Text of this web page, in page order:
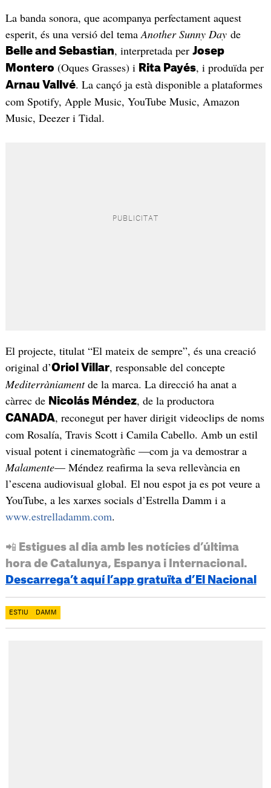
La banda sonora, que acompanya perfectament aquest
esperit, és una versió del temaAnother Sunny Dayde
Belle and Sebastian, interpretada per Josep
Montero (Oques Grasses) i Rita Payés, i produïda per
Arnau Vallvé. La cançó ja està disponible a plataformes
com Spotify, Apple Music, YouTube Music, Amazon
Music, Deezer i Tidal.
El projecte, titulat “El mateix de sempre”, és una creació
original d’Oriol Villar, responsable del concepte
Mediterràniamentde la marca. La direcció ha anat a
càrrec de Nicolás Méndez, de la productora
CANADA, reconegut per haver dirigit videoclips de noms
com Rosalía, Travis Scott i Camila Cabello. Amb un estil
visual potent i cinematogràfic —com ja va demostrar a
Malamente— Méndez reafirma la seva rellevància en
l’escena audiovisual global. El nou espot ja es pot veure a
YouTube, a les xarxes socials d’Estrella Damm i a
www.estrelladamm.com.
📲 Estigues al dia amb les notícies d’última
hora de Catalunya, Espanya i Internacional.
Descarrega’t aquí l’app gratuïta d’El Nacional
ESTIU DAMM